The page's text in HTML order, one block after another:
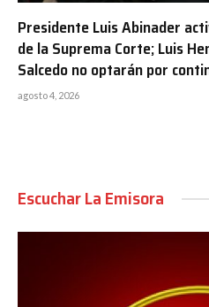
Presidente Luis Abinader
de la Suprema Corte; Luis
Salcedo no optarán por
agosto 4, 2026
Escuchar La Emisora